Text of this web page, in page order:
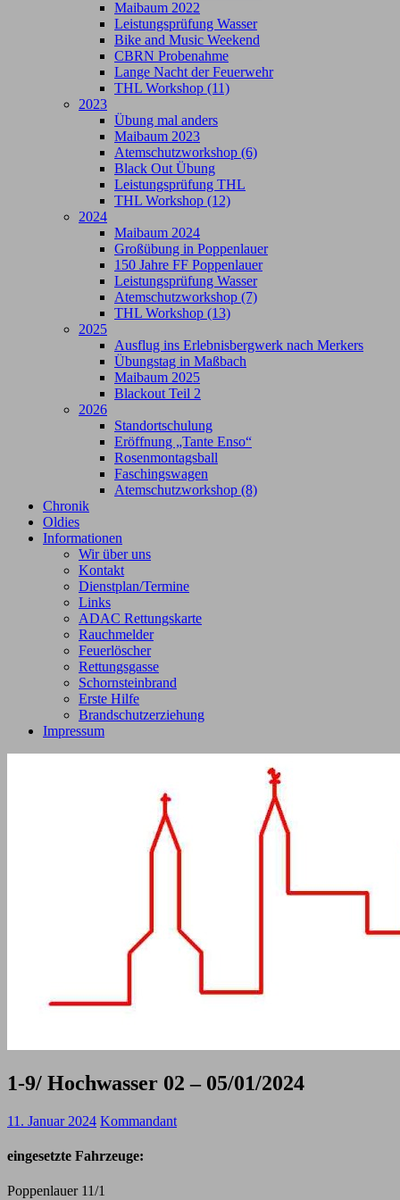
Maibaum 2022
Leistungsprüfung Wasser
Bike and Music Weekend
CBRN Probenahme
Lange Nacht der Feuerwehr
THL Workshop (11)
2023
Übung mal anders
Maibaum 2023
Atemschutzworkshop (6)
Black Out Übung
Leistungsprüfung THL
THL Workshop (12)
2024
Maibaum 2024
Großübung in Poppenlauer
150 Jahre FF Poppenlauer
Leistungsprüfung Wasser
Atemschutzworkshop (7)
THL Workshop (13)
2025
Ausflug ins Erlebnisbergwerk nach Merkers
Übungstag in Maßbach
Maibaum 2025
Blackout Teil 2
2026
Standortschulung
Eröffnung „Tante Enso“
Rosenmontagsball
Faschingswagen
Atemschutzworkshop (8)
Chronik
Oldies
Informationen
Wir über uns
Kontakt
Dienstplan/Termine
Links
ADAC Rettungskarte
Rauchmelder
Feuerlöscher
Rettungsgasse
Schornsteinbrand
Erste Hilfe
Brandschutzerziehung
Impressum
1-9/ Hochwasser 02 – 05/01/2024
11. Januar 2024 Kommandant
eingesetzte Fahrzeuge:
Poppenlauer 11/1